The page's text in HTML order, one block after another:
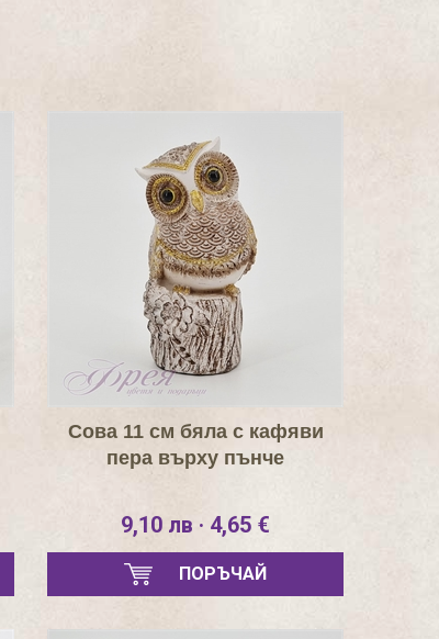
Сова 11 см бяла с кафяви
пера върху пънче
9,10 лв · 4,65 €
ПОРЪЧАЙ